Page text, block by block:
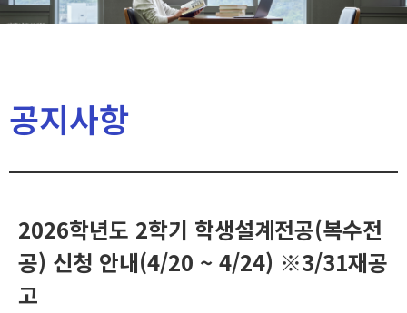
공지사항
2026학년도 2학기 학생설계전공(복수전
공) 신청 안내(4/20 ~ 4/24) ※3/31재공
고